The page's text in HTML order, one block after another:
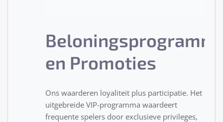
en Promoties
Ons waarderen loyaliteit plus participatie. Het
uitgebreide VIP-programma waardeert
frequente spelers door exclusieve privileges,